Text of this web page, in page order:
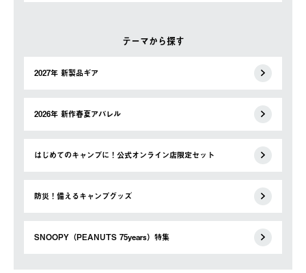
テーマから探す
2027年 新製品ギア
2026年 新作春夏アパレル
はじめてのキャンプに！公式オンライン店限定セット
防災！備えるキャンプグッズ
SNOOPY（PEANUTS 75years）特集